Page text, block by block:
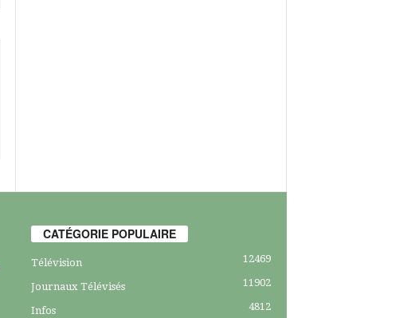
CATÉGORIE POPULAIRE
Télévision 12469
Journaux Télévisés 11902
Infos 4812